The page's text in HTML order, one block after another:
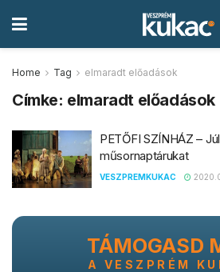
Home Tag elmaradt előadások
Címke: elmaradt előadások
PETŐFI SZÍNHÁZ –
műsornaptárukat
VESZPREMKUKAC
TÁMOGASD
A VESZPRÉM